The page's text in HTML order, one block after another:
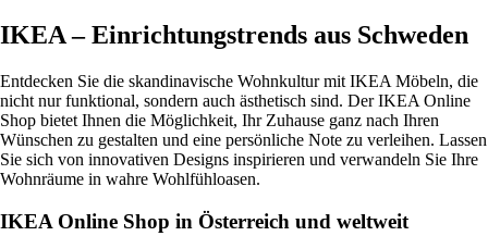
IKEA – Einrichtungstrends aus Schweden
Entdecken Sie die skandinavische Wohnkultur mit IKEA Möbeln, die
nicht nur funktional, sondern auch ästhetisch sind. Der IKEA Online
Shop bietet Ihnen die Möglichkeit, Ihr Zuhause ganz nach Ihren
Wünschen zu gestalten und eine persönliche Note zu verleihen. Lassen
Sie sich von innovativen Designs inspirieren und verwandeln Sie Ihre
Wohnräume in wahre Wohlfühloasen.
IKEA Online Shop in Österreich und weltweit